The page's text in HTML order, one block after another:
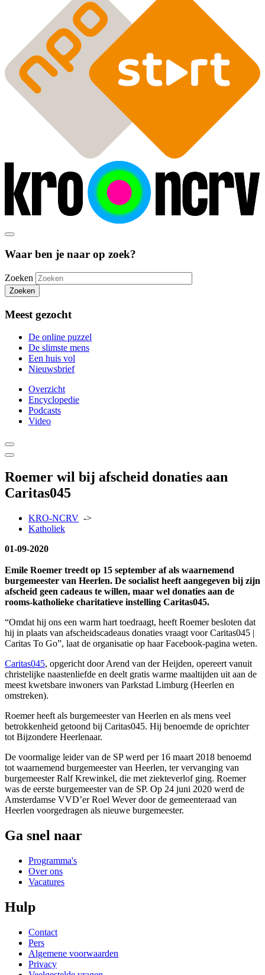
Waar ben je naar op zoek?
Zoeken
Zoeken
Meest gezocht
De online puzzel
De slimste mens
Een huis vol
Nieuwsbrief
Overzicht
Encyclopedie
Podcasts
Video
Roemer wil bij afscheid donaties aan
Caritas045
KRO-NCRV ->
Katholiek
01-09-2020
Emile Roemer treedt op 15 september af als waarnemend
burgemeester van Heerlen. De socialist heeft aangegeven bij zijn
afscheid geen cadeaus te willen, maar wel donaties aan de
rooms-katholieke charitatieve instelling Caritas045.
“Omdat hij ons een warm hart toedraagt, heeft Roemer besloten dat
hij in plaats van afscheidscadeaus donaties vraagt voor Caritas045 |
Caritas To Go”, laat de organisatie op haar Facebook-pagina weten.
Caritas045, opgericht door Arend van der Heijden, opereert vanuit
christelijke naastenliefde en deelt gratis warme maaltijden uit aan de
meest kwetsbare inwoners van Parkstad Limburg (Heerlen en
omstreken).
Roemer heeft als burgemeester van Heerlen en als mens veel
betrokkenheid getoond bij Caritas045. Hij benoemde de oprichter
tot Bijzondere Heerlenaar.
De voormalige leider van de SP werd per 16 maart 2018 benoemd
tot waarnemend burgemeester van Heerlen, ter vervanging van
burgemeester Ralf Krewinkel, die met ziekteverlof ging. Roemer
was de eerste burgemeester van de SP. Op 24 juni 2020 werd de
Amsterdamse VVD’er Roel Wever door de gemeenteraad van
Heerlen voorgedragen als nieuwe burgemeester.
Ga snel naar
Programma's
Over ons
Vacatures
Hulp
Contact
Pers
Algemene voorwaarden
Privacy